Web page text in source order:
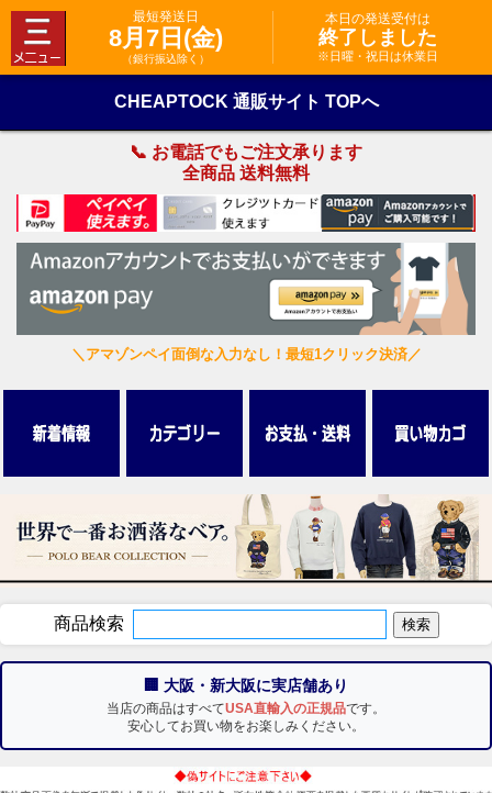
最短発送日
8月7日(金)
（銀行振込除く）
本日の発送受付は
終了しました
※日曜・祝日は休業日
CHEAPTOCK 通販サイト TOPへ
📞 お電話でもご注文承ります
全商品 送料無料
＼アマゾンペイ面倒な入力なし！最短1クリック決済／
商品検索
🏢 大阪・新大阪に実店舗あり
当店の商品はすべてUSA直輸入の正規品です。
安心してお買い物をお楽しみください。